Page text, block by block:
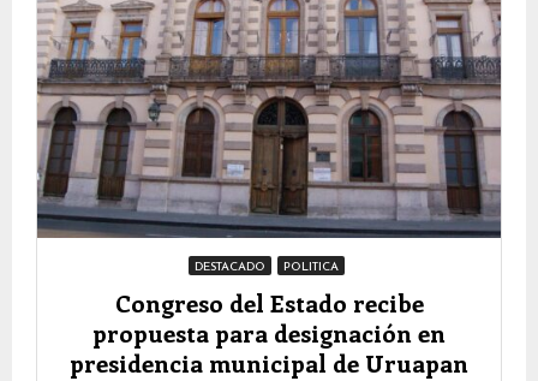
DESTACADO POLITICA
Congreso del Estado recibe
propuesta para designación en
presidencia municipal de Uruapan